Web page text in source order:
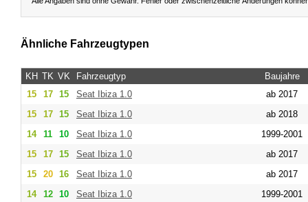
Ähnliche Fahrzeugtypen
KH TK VK Fahrzeugtyp
Baujahre
15
17 15 Seat Ibiza 1.0
ab 2017
15
17 15 Seat Ibiza 1.0
ab 2018
14
11 10 Seat Ibiza 1.0
1999-2001
15
17 15 Seat Ibiza 1.0
ab 2017
15
20 16 Seat Ibiza 1.0
ab 2017
14
12 10 Seat Ibiza 1.0
1999-2001